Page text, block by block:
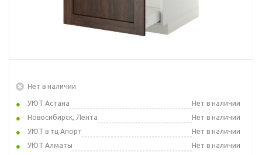
Нет в наличии
УЮТ Астана
Нет в наличии
Новосибирск, Лента
Нет в наличии
УЮТ в тц Апорт
Нет в наличии
УЮТ Алматы
Нет в наличии